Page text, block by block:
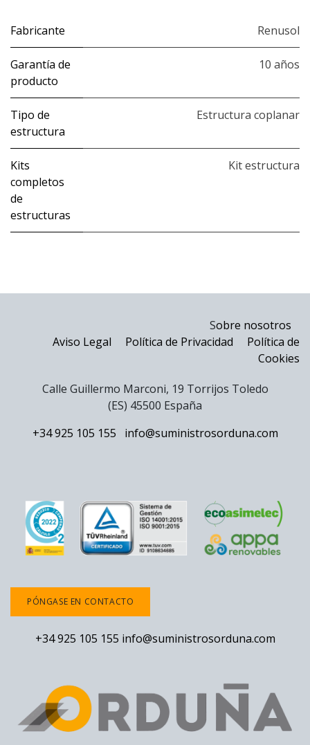
Fabricante Renusol
Garantía de
producto
10 años
Tipo de
estructura
Estructura coplanar
Kits
completos
de
estructuras
Kit estructura
Sobre nosotros
Aviso Legal
Política de Privacidad
Política de
Cookies
Calle Guillermo Marconi, 19 Torrijos Toledo
(ES) 45500 España
+34 925 105 155
info@suministrosorduna.com
PÓNGASE EN CONTACTO
+34 925 105 155 info@suministrosorduna.com